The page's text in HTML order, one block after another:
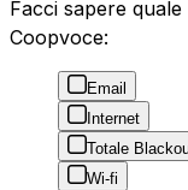
Facci sapere
Coopvoce:
Email
Internet
Totale
Wi-fi